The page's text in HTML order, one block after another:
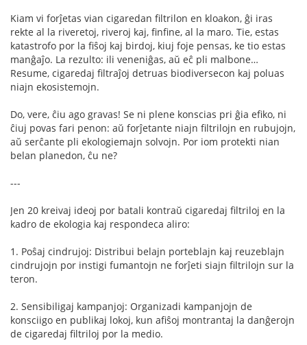
Kiam vi forĵetas vian cigaredan filtrilon en kloakon, ĝi iras
rekte al la riveretoj, riveroj kaj, finfine, al la maro. Tie, estas
katastrofo por la fiŝoj kaj birdoj, kiuj foje pensas, ke tio estas
manĝaĵo. La rezulto: ili veneniĝas, aŭ eĉ pli malbone…
Resume, cigaredaj filtraĵoj detruas biodiversecon kaj poluas
niajn ekosistemojn.
Do, vere, ĉiu ago gravas! Se ni plene konscias pri ĝia efiko, ni
ĉiuj povas fari penon: aŭ forĵetante niajn filtrilojn en rubujojn,
aŭ serĉante pli ekologiemajn solvojn. Por iom protekti nian
belan planedon, ĉu ne?
---
Jen 20 kreivaj ideoj por batali kontraŭ cigaredaj filtriloj en la
kadro de ekologia kaj respondeca aliro:
1. Poŝaj cindrujoj: Distribui belajn porteblajn kaj reuzeblajn
cindrujojn por instigi fumantojn ne forĵeti siajn filtrilojn sur la
teron.
2. Sensibiligaj kampanjoj: Organizadi kampanjojn de
konsciigo en publikaj lokoj, kun afiŝoj montrantaj la danĝerojn
de cigaredaj filtriloj por la medio.